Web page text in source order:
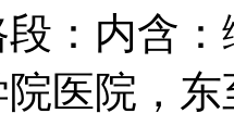
：内含
医院，